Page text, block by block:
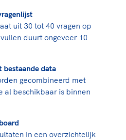
uit 30 tot 40 vragen op
duurt ongeveer 10
bestaande data
gecombineerd met
al beschikbaar is binnen
in een overzichtelijk